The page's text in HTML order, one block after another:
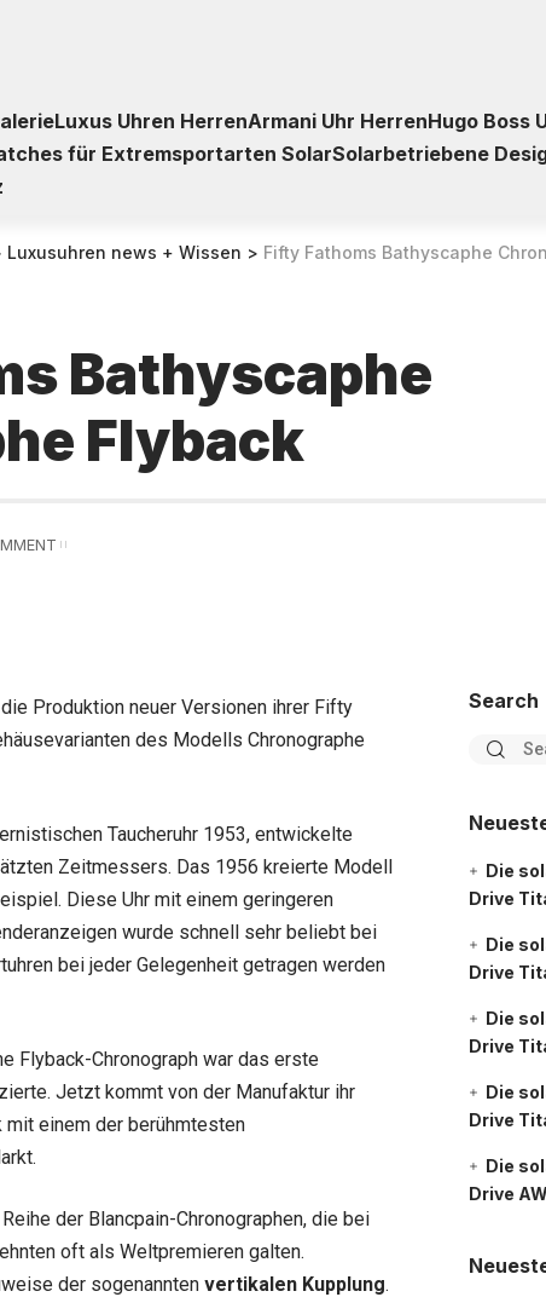
Luxus Uhren HerrenArmani Uhr HerrenHugo Boss
für Extremsportarten SolarSolarbetriebene
Luxusuhren news + Wissen > Fifty Fathoms Bathyscaphe
Bathyscaphe
Flyback
Produktion neuer Versionen ihrer Fifty
des Modells Chronographe
Taucheruhr 1953, entwickelte
Zeitmessers. Das 1956 kreierte Modell
Diese Uhr mit einem geringeren
wurde schnell sehr beliebt bei
bei jeder Gelegenheit getragen werden
Flyback-Chronograph war das erste
Jetzt kommt von der Manufaktur ihr
mit einem der berühmtesten
der Blancpain-Chronographen, die bei
oft als Weltpremieren galten.
der sogenannten vertikalen Kupplung.
Search
Die
Drive
Die
Drive
Die
Drive
Die
Drive
Die
Drive